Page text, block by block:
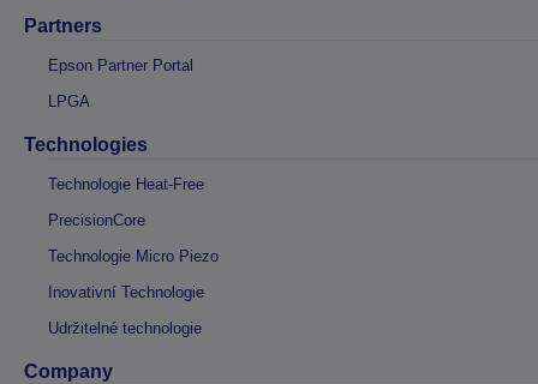
Partners
Epson Partner Portal
LPGA
Technologies
Technologie Heat-Free
PrecisionCore
Technologie Micro Piezo
Inovativní Technologie
Udržitelné technologie
Company